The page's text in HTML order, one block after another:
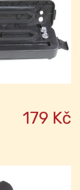
179 Kč